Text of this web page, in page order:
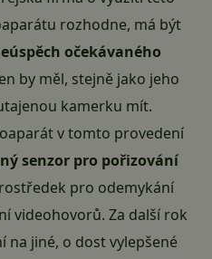
rozhodne, má být
očekávaného
by měl, stejně jako jeho
kamerku mít.
v tomto provedení
senzor pro pořizování
pro odemykání
videohovorů. Za další rok
na jiné, o dost vylepšené